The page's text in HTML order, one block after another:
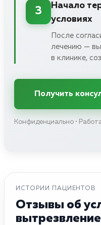
3
Начало
условиях
После
лечению —
в клинике,
Получить
Конфиденциально •
ИСТОРИИ ПАЦИЕНТОВ
Отзывы об